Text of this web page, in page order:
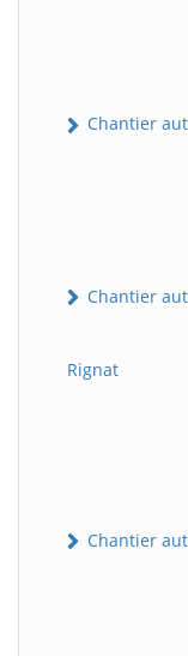
Chantier
Chantier
Rignat
Chantier